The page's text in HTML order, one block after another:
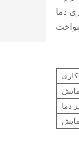
کاری
دما